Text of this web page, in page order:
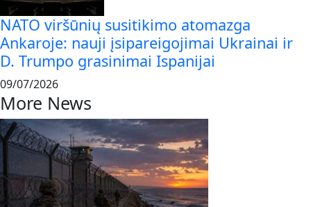
NATO viršūnių susitikimo atomazga
Ankaroje: nauji įsipareigojimai Ukrainai ir
D. Trumpo grasinimai Ispanijai
09/07/2026
More News